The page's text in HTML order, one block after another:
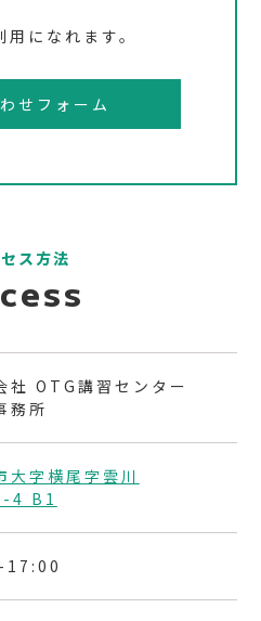
になれます。
せフォーム
ス方法
社 OTG講習センター
務所
大字横尾字雲川
4 B1